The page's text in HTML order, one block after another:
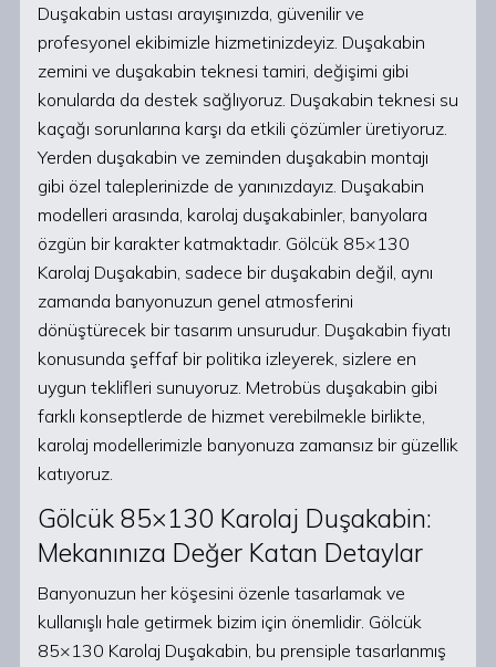
Duşakabin ustası arayışınızda, güvenilir ve
profesyonel ekibimizle hizmetinizdeyiz. Duşakabin
zemini ve duşakabin teknesi tamiri, değişimi gibi
konularda da destek sağlıyoruz. Duşakabin teknesi su
kaçağı sorunlarına karşı da etkili çözümler üretiyoruz.
Yerden duşakabin ve zeminden duşakabin montajı
gibi özel taleplerinizde de yanınızdayız. Duşakabin
modelleri arasında, karolaj duşakabinler, banyolara
özgün bir karakter katmaktadır. Gölcük 85×130
Karolaj Duşakabin, sadece bir duşakabin değil, aynı
zamanda banyonuzun genel atmosferini
dönüştürecek bir tasarım unsurudur. Duşakabin fiyatı
konusunda şeffaf bir politika izleyerek, sizlere en
uygun teklifleri sunuyoruz. Metrobüs duşakabin gibi
farklı konseptlerde de hizmet verebilmekle birlikte,
karolaj modellerimizle banyonuza zamansız bir güzellik
katıyoruz.
Gölcük 85×130 Karolaj Duşakabin:
Mekanınıza Değer Katan Detaylar
Banyonuzun her köşesini özenle tasarlamak ve
kullanışlı hale getirmek bizim için önemlidir. Gölcük
85×130 Karolaj Duşakabin, bu prensiple tasarlanmış